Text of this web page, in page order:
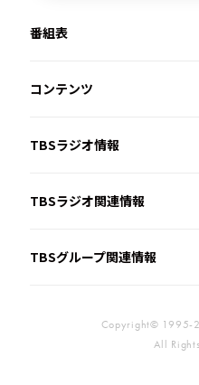
番組表
コンテンツ
TBSラジオ情報
TBSラジオ関連情報
TBSグループ関連情報
Copyright© 1995-
All